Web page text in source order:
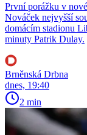
První porážku v
Nováček nejvyšší
domácím stadionu
minuty Patrik Dulay.
Brněnská Drbna
dnes, 19:40
2 min